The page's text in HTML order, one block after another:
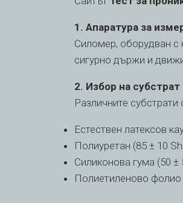
1. Апаратура за
Силомер, оборудван с
сигурно държи и
2. Избор на субстрат
Различните
Естествен латексов
Полиуретан (85 ± 10
Силиконова гума (50 ±
Полиетиленово фолио